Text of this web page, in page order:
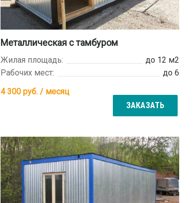
Металлическая с тамбуром
Жилая площадь:
до 12 м2
Рабочих мест:
до 6
4 300руб. / месяц
ЗАКАЗАТЬ